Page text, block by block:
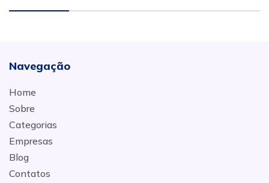
Navegação
Home
Sobre
Categorias
Empresas
Blog
Contatos